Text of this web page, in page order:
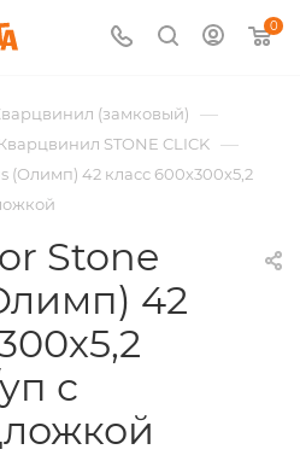
0
(замковый) —
STONE CLICK —
(Олимп) 42 класс 600х300х5,2
Stone
42
с